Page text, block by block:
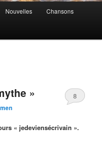
Nouvelles Chansons
» 8
« jedeviensécrivain ».